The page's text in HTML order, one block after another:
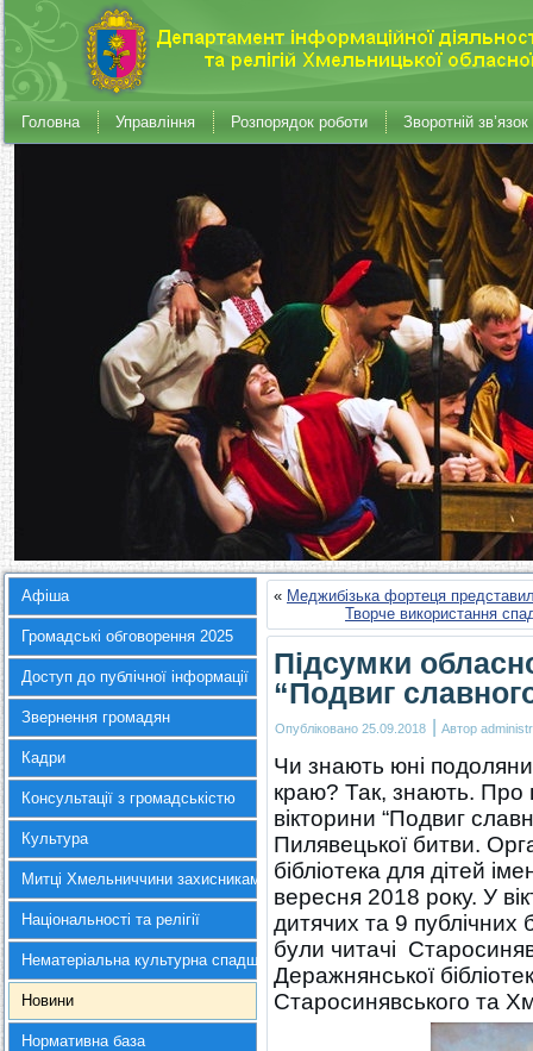
Головна Управління Розпорядок роботи Зворотній зв’язок
Афіша
Громадські обговорення 2025
Доступ до публічної інформації
Звернення громадян
Кадри
Консультації з громадськістю
Культура
Митці Хмельниччини захисникам України
Національності та релігії
Нематеріальна культурна спадщина
Новини
Нормативна база
« Меджибізька фортеця
Творче використання
Підсумки
“Подвиг
Опубліковано 25.09.2018 | Автор
Чи знають юні подоляни
краю? Так, знають. Про
вікторини “Подвиг
Пилявецької битви.
бібліотека для дітей
вересня 2018 року. У
дитячих та 9 публічних
були читачі
Деражнянської
Старосинявського та